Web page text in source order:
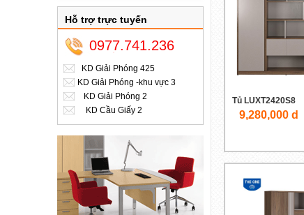
Hỗ trợ trực tuyến
0977.741.236
KD Giải Phóng 425
KD Giải Phóng -khu vực 3
KD Giải Phóng 2
KD Cầu Giấy 2
Tủ LUXT2420S8
9,280,000 d